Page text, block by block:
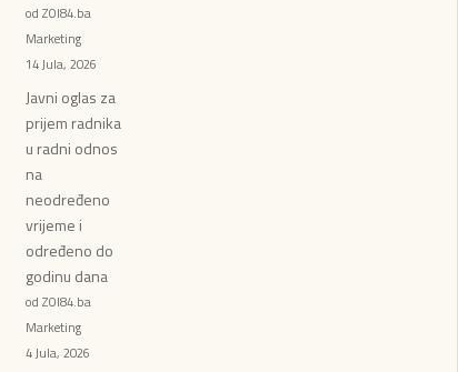
od ZOI84.ba
Marketing
14 Jula, 2026
Javni oglas za
prijem radnika
u radni odnos
na
neodređeno
vrijeme i
određeno do
godinu dana
od ZOI84.ba
Marketing
4 Jula, 2026